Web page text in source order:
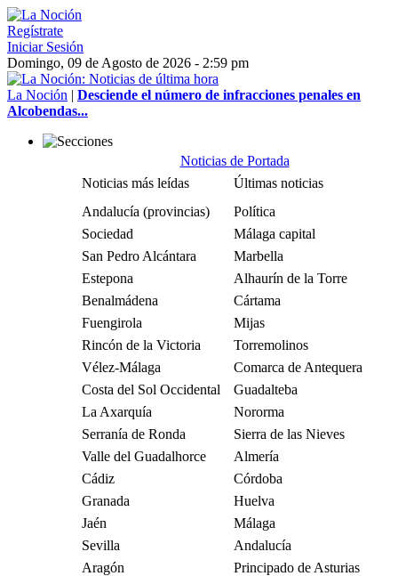
Regístrate
Iniciar Sesión
Domingo, 09 de Agosto de 2026 - 2:59 pm
La Noción | Desciende el número de infracciones penales en
Alcobendas...
Noticias de Portada
Noticias más leídas
Últimas noticias
Andalucía (provincias)
Política
Sociedad
Málaga capital
San Pedro Alcántara
Marbella
Estepona
Alhaurín de la Torre
Benalmádena
Cártama
Fuengirola
Mijas
Rincón de la Victoria
Torremolinos
Vélez-Málaga
Comarca de Antequera
Costa del Sol Occidental
Guadalteba
La Axarquía
Nororma
Serranía de Ronda
Sierra de las Nieves
Valle del Guadalhorce
Almería
Cádiz
Córdoba
Granada
Huelva
Jaén
Málaga
Sevilla
Andalucía
Aragón
Principado de Asturias